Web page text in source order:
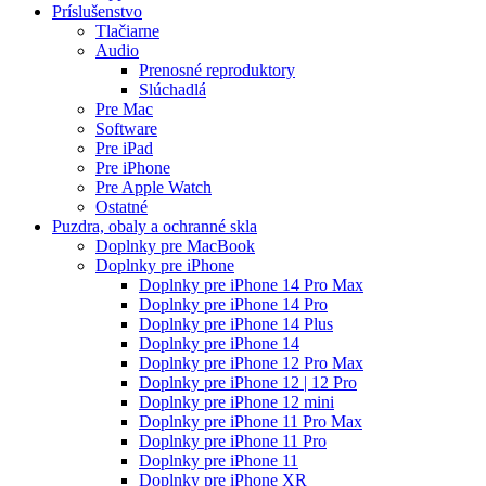
Príslušenstvo
Tlačiarne
Audio
Prenosné reproduktory
Slúchadlá
Pre Mac
Software
Pre iPad
Pre iPhone
Pre Apple Watch
Ostatné
Puzdra, obaly a ochranné skla
Doplnky pre MacBook
Doplnky pre iPhone
Doplnky pre iPhone 14 Pro Max
Doplnky pre iPhone 14 Pro
Doplnky pre iPhone 14 Plus
Doplnky pre iPhone 14
Doplnky pre iPhone 12 Pro Max
Doplnky pre iPhone 12 | 12 Pro
Doplnky pre iPhone 12 mini
Doplnky pre iPhone 11 Pro Max
Doplnky pre iPhone 11 Pro
Doplnky pre iPhone 11
Doplnky pre iPhone XR